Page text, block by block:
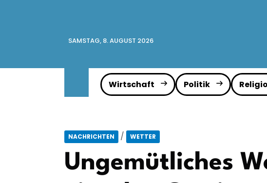
SAMSTAG, 8. AUGUST 2026
Wirtschaft Politik
NACHRICHTEN / WETTER
Ungemütliches